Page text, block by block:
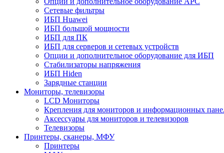
Сетевые фильтры
ИБП Huawei
ИБП большой мощности
ИБП для ПК
ИБП для серверов и сетевых устройств
Опции и дополнительное оборудование для ИБП
Стабилизаторы напряжения
ИБП Hiden
Зарядные станции
Мониторы, телевизоры
LCD Мониторы
Крепления для мониторов и информационных
Аксессуары для мониторов и телевизоров
Телевизоры
Принтеры, сканеры, МФУ
Принтеры